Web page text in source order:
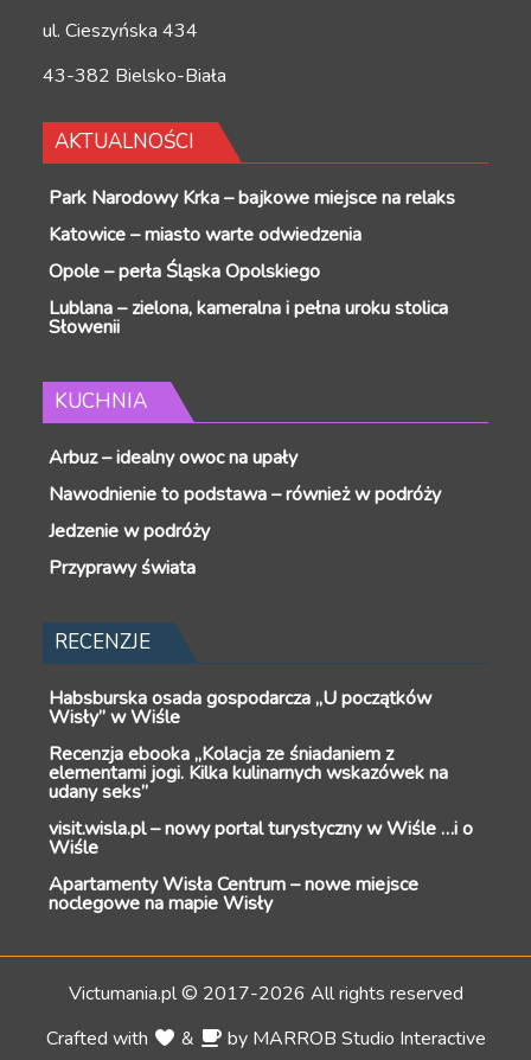
ul. Cieszyńska 434
43-382 Bielsko-Biała
AKTUALNOŚCI
Park Narodowy Krka – bajkowe miejsce na relaks
Katowice – miasto warte odwiedzenia
Opole – perła Śląska Opolskiego
Lublana – zielona, kameralna i pełna uroku stolica
Słowenii
KUCHNIA
Arbuz – idealny owoc na upały
Nawodnienie to podstawa – również w podróży
Jedzenie w podróży
Przyprawy świata
RECENZJE
Habsburska osada gospodarcza „U początków
Wisły” w Wiśle
Recenzja ebooka „Kolacja ze śniadaniem z
elementami jogi. Kilka kulinarnych wskazówek na
udany seks”
visit.wisla.pl – nowy portal turystyczny w Wiśle …i o
Wiśle
Apartamenty Wisła Centrum – nowe miejsce
noclegowe na mapie Wisły
Victumania.pl © 2017-2026 All rights reserved
Crafted with
& by MARROB Studio Interactive